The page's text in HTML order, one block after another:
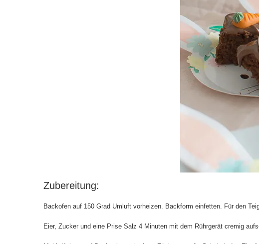
Zubereitung:
Backofen auf 150 Grad Umluft vorheizen. Backform einfetten. Für den
Eier, Zucker und eine Prise Salz 4 Minuten mit dem Rührgerät cremig